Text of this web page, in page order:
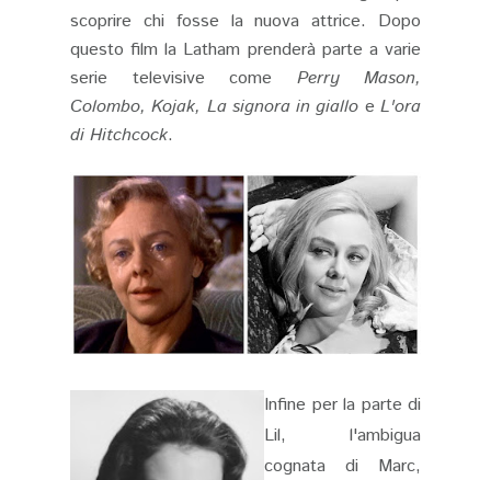
scoprire chi fosse la nuova attrice. Dopo
questo film la Latham prenderà parte a varie
serie televisive come Perry Mason,
Colombo, Kojak, La signora in giallo e L'ora
di Hitchcock.
Infine per la parte di
Lil, l'ambigua
cognata di Marc,